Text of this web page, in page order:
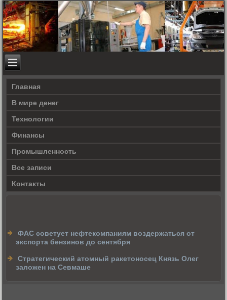
Главная
В мире денег
Технологии
Финансы
Промышленность
Все записи
Контакты
ФАС советует нефтекомпаниям воздержаться от
экспорта бензинов до сентября
Cтратегический атомный ракетоносец Князь Олег
заложен на Севмаше